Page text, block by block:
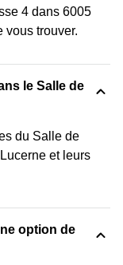
4 dans 6005
vous trouver.
le Salle de
du Salle de
et leurs
option de